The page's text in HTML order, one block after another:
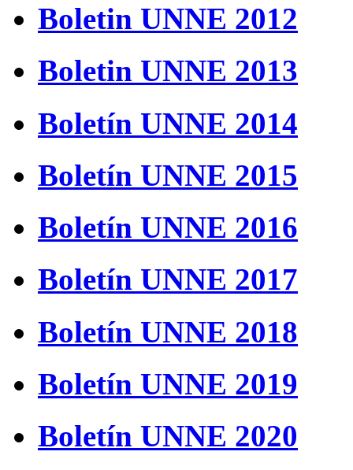
Boletin UNNE 2012
Boletin UNNE 2013
Boletín UNNE 2014
Boletín UNNE 2015
Boletín UNNE 2016
Boletín UNNE 2017
Boletín UNNE 2018
Boletín UNNE 2019
Boletín UNNE 2020